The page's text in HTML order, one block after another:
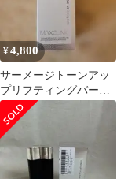
¥4,800
サーメージトーンアッ
プリフティングバーム
（美品）